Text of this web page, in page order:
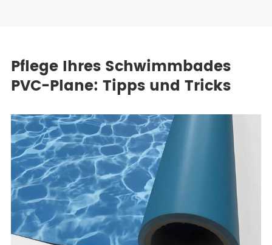
Pflege Ihres Schwimmbades
PVC-Plane: Tipps und Tricks